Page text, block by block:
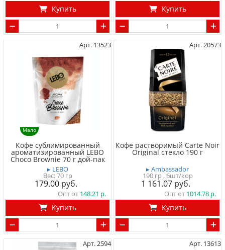
Купить Купить
Арт. 13523
Мало
Кофе сублимированный
ароматизированный LEBO
Choco Brownie 70 г дой-пак
▸ LEBO
Вес:70 гр
179.00
Опт от 148.21
Купить
Арт. 20573
Кофе растворимый Carte Noir
Original стекло 190 г
▸ Ambassador
190 гр , 6шт/кор
1 161.07
Опт от 1014.78
Купить
Арт. 2594 Арт. 13613